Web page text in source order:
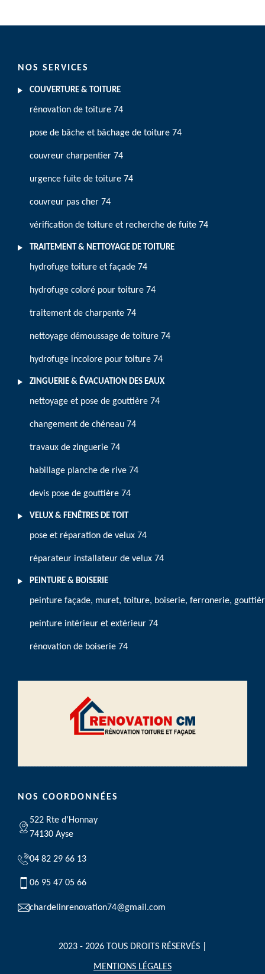
NOS SERVICES
COUVERTURE & TOITURE
rénovation de toiture 74
pose de bâche et bâchage de toiture 74
couvreur charpentier 74
urgence fuite de toiture 74
couvreur pas cher 74
vérification de toiture et recherche de fuite 74
TRAITEMENT & NETTOYAGE DE TOITURE
hydrofuge toiture et façade 74
hydrofuge coloré pour toiture 74
traitement de charpente 74
nettoyage démoussage de toiture 74
hydrofuge incolore pour toiture 74
ZINGUERIE & ÉVACUATION DES EAUX
nettoyage et pose de gouttière 74
changement de chéneau 74
travaux de zinguerie 74
habillage planche de rive 74
devis pose de gouttière 74
VELUX & FENÊTRES DE TOIT
pose et réparation de velux 74
réparateur installateur de velux 74
PEINTURE & BOISERIE
peinture façade, muret, toiture, boiserie, ferronerie,
peinture intérieur et extérieur 74
rénovation de boiserie 74
NOS COORDONNÉES
522 Rte d'Honnay
74130 Ayse
04 82 29 66 13
06 95 47 05 66
chardelinrenovation74@gmail.com
2023 - 2026 TOUS DROITS RÉSERVÉS |
MENTIONS LÉGALES